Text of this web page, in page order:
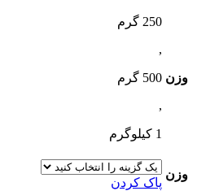
وزن
250 گرم
,
500 گرم
,
1 کیلوگرم
وزن
پاک کردن